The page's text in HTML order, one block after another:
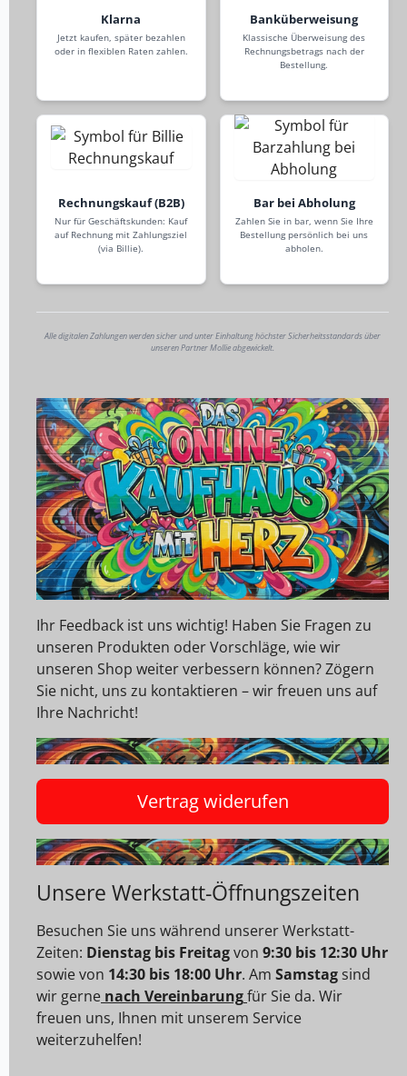
Klarna
Jetzt kaufen, später bezahlen
oder in flexiblen Raten zahlen.
Banküberweisung
Klassische Überweisung des
Rechnungsbetrags nach der
Bestellung.
Rechnungskauf (B2B)
Nur für Geschäftskunden: Kauf
auf Rechnung mit Zahlungsziel
(via Billie).
Bar bei Abholung
Zahlen Sie in bar, wenn Sie Ihre
Bestellung persönlich bei uns
abholen.
Alle digitalen Zahlungen werden sicher und unter Einhaltung höchster Sicherheitsstandards über
unseren Partner Mollie abgewickelt.
Ihr Feedback ist uns wichtig! Haben Sie Fragen zu
unseren Produkten oder Vorschläge, wie wir
unseren Shop weiter verbessern können? Zögern
Sie nicht, uns zu kontaktieren – wir freuen uns auf
Ihre Nachricht!
Vertrag widerufen
Unsere Werkstatt-Öffnungszeiten
Besuchen Sie uns während unserer Werkstatt-
Zeiten: Dienstag bis Freitagvon 9:30 bis 12:30 Uhr
sowie von 14:30 bis 18:00 Uhr. Am Samstag sind
wir gerne nach Vereinbarungfür Sie da. Wir
freuen uns, Ihnen mit unserem Service
weiterzuhelfen!